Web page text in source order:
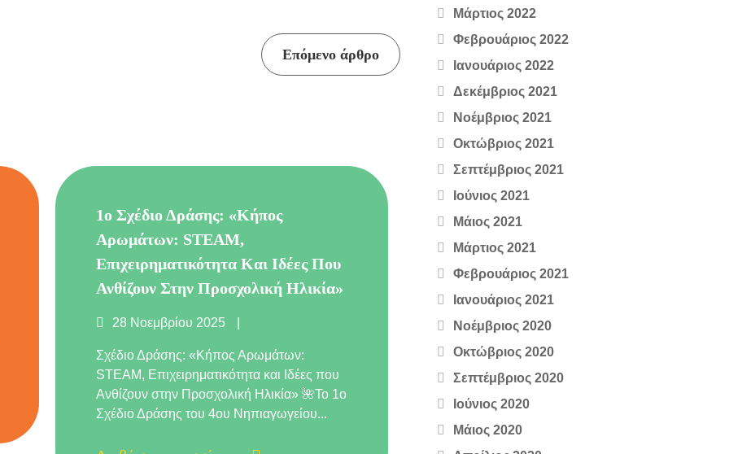
Επόμενο άρθρο
1ο Σχέδιο Δράσης: «Κήπος
Αρωμάτων: STEAM,
Επιχειρηματικότητα Και Ιδέες Που
Ανθίζουν Στην Προσχολική Ηλικία»
Δημοσιεύτηκε
28 Νοεμβρίου 2025
Σχέδιο Δράσης: «Κήπος Αρωμάτων:
STEAM, Επιχειρηματικότητα και Ιδέες που
Ανθίζουν στην Προσχολική Ηλικία» 🌺Το 1ο
Σχέδιο Δράσης του 4ου Νηπιαγωγείου...
Μάρτιος 2022
Φεβρουάριος 2022
Ιανουάριος 2022
Δεκέμβριος 2021
Νοέμβριος 2021
Οκτώβριος 2021
Σεπτέμβριος 2021
Ιούνιος 2021
Μάιος 2021
Μάρτιος 2021
Φεβρουάριος 2021
Ιανουάριος 2021
Νοέμβριος 2020
Οκτώβριος 2020
Σεπτέμβριος 2020
Ιούνιος 2020
Μάιος 2020